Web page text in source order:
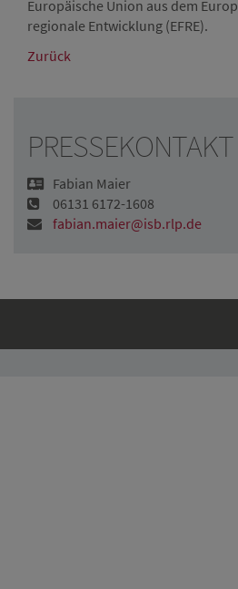
Europäische Union aus dem
regionale Entwicklung (EFRE).
Zurück
PRESSEKONTAKT
Fabian Maier
06131 6172-1608
fabian.maier@isb.rlp.de